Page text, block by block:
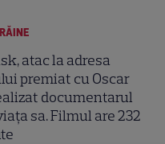
atac la adresa
premiat cu Oscar
documentarul
sa. Filmul are 232